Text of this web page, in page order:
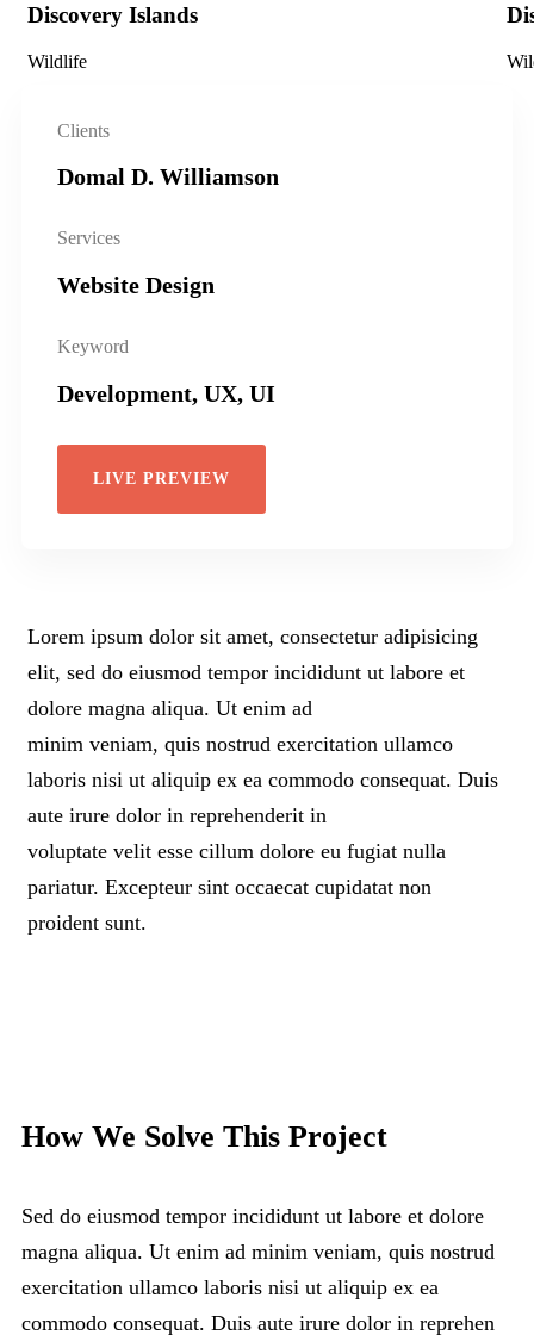
Discovery Islands
Wildlife
Clients
Domal D. Williamson
Services
Website Design
Keyword
Development, UX, UI
LIVE PREVIEW
Lorem ipsum dolor sit amet, consectetur adipisicing
elit, sed do eiusmod tempor incididunt ut labore et
dolore magna aliqua. Ut enim ad
minim veniam, quis nostrud exercitation ullamco
laboris nisi ut aliquip ex ea commodo consequat. Duis
aute irure dolor in reprehenderit in
voluptate velit esse cillum dolore eu fugiat nulla
pariatur. Excepteur sint occaecat cupidatat non
proident sunt.
How We Solve This Project
Sed do eiusmod tempor incididunt ut labore et dolore
magna aliqua. Ut enim ad minim veniam, quis nostrud
exercitation ullamco laboris nisi ut aliquip ex ea
commodo consequat. Duis aute irure dolor in reprehen